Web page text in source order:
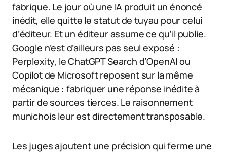
fabrique. Le jour où une IA produit un énoncé
inédit, elle quitte le statut de tuyau pour celui
d’éditeur. Et un éditeur assume ce qu’il publie.
Google n’est d’ailleurs pas seul exposé :
Perplexity, le ChatGPT Search d’OpenAI ou
Copilot de Microsoft reposent sur la même
mécanique : fabriquer une réponse inédite à
partir de sources tierces. Le raisonnement
munichois leur est directement transposable.
Les juges ajoutent une précision qui ferme une